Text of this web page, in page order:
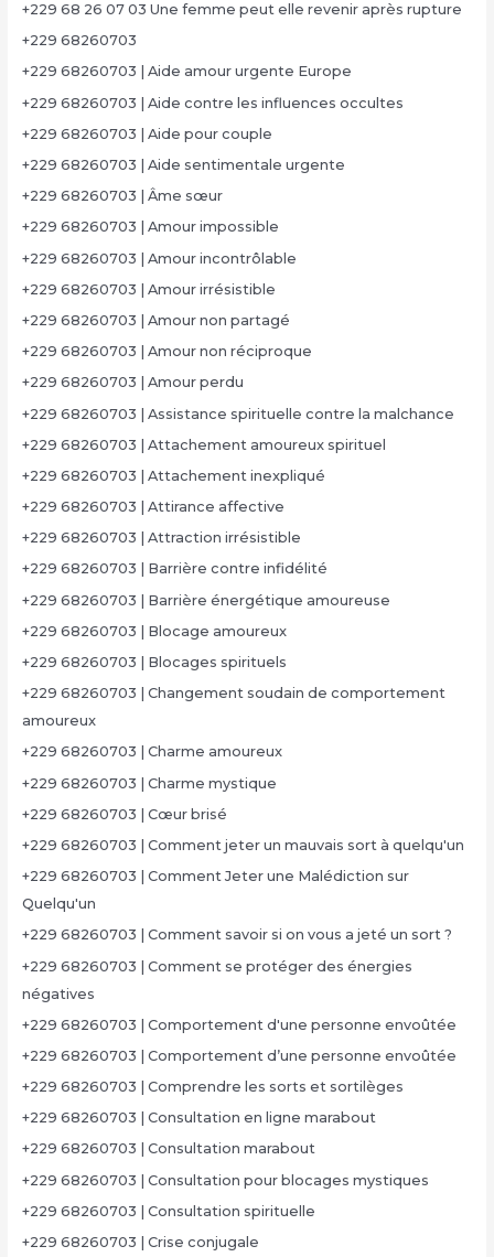
+229 68 26 07 03 Une femme peut elle revenir après rupture
+229 68260703
+229 68260703 | Aide amour urgente Europe
+229 68260703 | Aide contre les influences occultes
+229 68260703 | Aide pour couple
+229 68260703 | Aide sentimentale urgente
+229 68260703 | Âme sœur
+229 68260703 | Amour impossible
+229 68260703 | Amour incontrôlable
+229 68260703 | Amour irrésistible
+229 68260703 | Amour non partagé
+229 68260703 | Amour non réciproque
+229 68260703 | Amour perdu
+229 68260703 | Assistance spirituelle contre la malchance
+229 68260703 | Attachement amoureux spirituel
+229 68260703 | Attachement inexpliqué
+229 68260703 | Attirance affective
+229 68260703 | Attraction irrésistible
+229 68260703 | Barrière contre infidélité
+229 68260703 | Barrière énergétique amoureuse
+229 68260703 | Blocage amoureux
+229 68260703 | Blocages spirituels
+229 68260703 | Changement soudain de comportement
amoureux
+229 68260703 | Charme amoureux
+229 68260703 | Charme mystique
+229 68260703 | Cœur brisé
+229 68260703 | Comment jeter un mauvais sort à quelqu'un
+229 68260703 | Comment Jeter une Malédiction sur
Quelqu'un
+229 68260703 | Comment savoir si on vous a jeté un sort ?
+229 68260703 | Comment se protéger des énergies
négatives
+229 68260703 | Comportement d'une personne envoûtée
+229 68260703 | Comportement d’une personne envoûtée
+229 68260703 | Comprendre les sorts et sortilèges
+229 68260703 | Consultation en ligne marabout
+229 68260703 | Consultation marabout
+229 68260703 | Consultation pour blocages mystiques
+229 68260703 | Consultation spirituelle
+229 68260703 | Crise conjugale